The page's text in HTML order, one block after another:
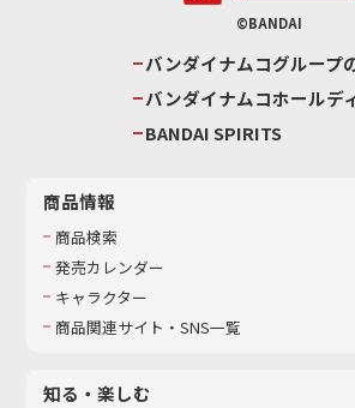
©BANDAI
バンダイナムコグループ
バンダイナムコホールデ
BANDAI SPIRITS
商品情報
商品検索
発売カレンダー
キャラクター
商品関連サイト・SNS一覧
知る・楽しむ